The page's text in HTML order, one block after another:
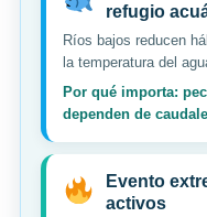
refugio
Ríos bajos reducen
la temperatura del
Por qué importa:
dependen de
Evento
activos